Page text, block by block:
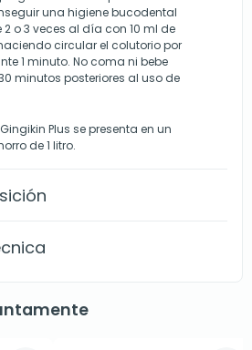
una higiene bucodental
o 3 veces al día con 10 ml de
circular el colutorio por
1 minuto. No coma ni bebe
minutos posteriores al uso de
Plus se presenta en un
de 1 litro.